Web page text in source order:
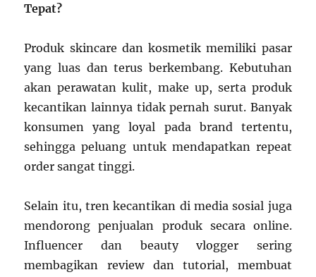
Tepat?
Produk skincare dan kosmetik memiliki pasar
yang luas dan terus berkembang. Kebutuhan
akan perawatan kulit, make up, serta produk
kecantikan lainnya tidak pernah surut. Banyak
konsumen yang loyal pada brand tertentu,
sehingga peluang untuk mendapatkan repeat
order sangat tinggi.
Selain itu, tren kecantikan di media sosial juga
mendorong penjualan produk secara online.
Influencer dan beauty vlogger sering
membagikan review dan tutorial, membuat